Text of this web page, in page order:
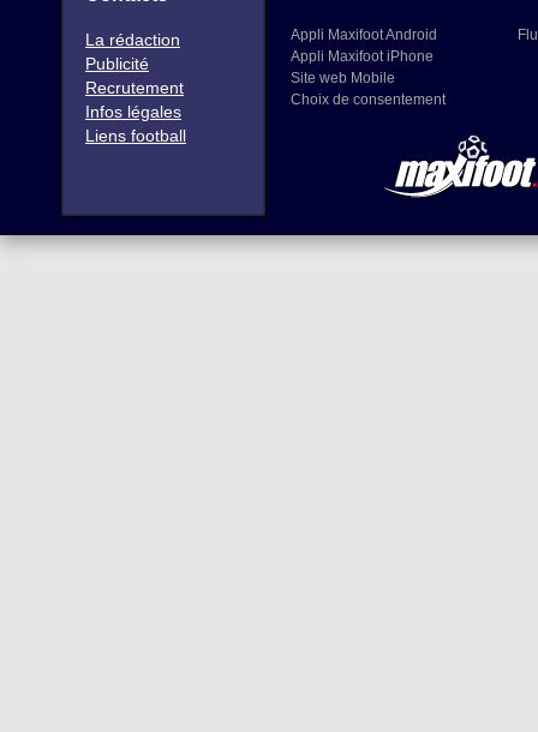
La rédaction
Publicité
Recrutement
Infos légales
Liens football
Appli Maxifoot Android
Appli Maxifoot iPhone
Site web Mobile
Choix de consentement